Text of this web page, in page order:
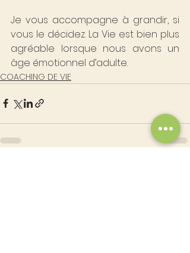
Je vous accompagne à grandir, si
vous le décidez. La Vie est bien plus
agréable lorsque nous avons un
âge émotionnel d’adulte.
COACHING DE VIE